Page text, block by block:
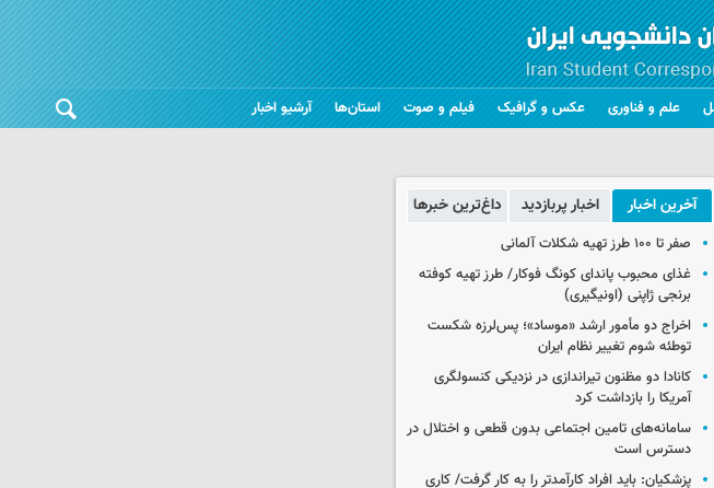
علم و فناوری عکس و گرافیک فیلم و صوت استان‌ها آرشیو اخبار
آخرین اخبار اخبار پربازدید داغ‌ترین خبرها
صفر تا ۱۰۰ طرز تهیه شکلات آلمانی
غذای محبوب پاندای کونگ فوکار/ طرز تهیه کوفته
برنجی ژاپنی (اونیگیری)
اخراج دو مأمور ارشد «موساد»؛ پس‌لرزه شکست
توطئه شوم تغییر نظام ایران
کانادا دو مظنون تیراندازی در نزدیکی کنسولگری
آمریکا را بازداشت کرد
سامانه‌های تامین اجتماعی بدون قطعی و اختلال در
دسترس است
پزشکیان: باید افراد کارآمدتر را به کار گرفت/ کاری